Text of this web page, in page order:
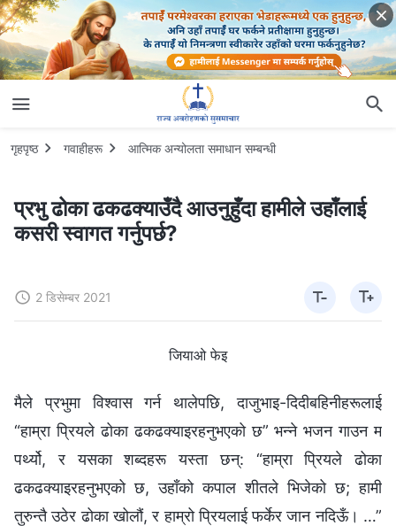
गृहपृष्ठ गवाहीहरू आत्मिक अन्योलता समाधान सम्‍बन्धी
प्रभु ढोका ढकढक्याउँदै आउनुहुँदा हामीले उहाँलाई
कसरी स्वागत गर्नुपर्छ?
2 डिसेम्बर 2021
जियाओ फेइ
मैले प्रभुमा विश्‍वास गर्न थालेपछि, दाजुभाइ-दिदीबहिनीहरूलाई
“हाम्रा प्रियले ढोका ढकढक्याइरहनुभएको छ” भन्‍ने भजन गाउन म
पर्थ्यो, र यसका शब्‍दहरू यस्ता छन्: “हाम्रा प्रियले ढोका
ढकढक्याइरहनुभएको छ, उहाँको कपाल शीतले भिजेको छ; हामी
तुरुन्तै उठेर ढोका खोलौं, र हाम्रो प्रियलाई फर्केर जान नदिऊँ। …”